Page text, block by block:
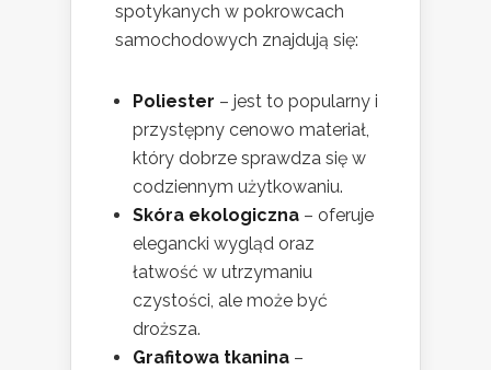
spotykanych w pokrowcach
samochodowych znajdują się:
Poliester – jest to popularny i
przystępny cenowo materiał,
który dobrze sprawdza się w
codziennym użytkowaniu.
Skóra ekologiczna – oferuje
elegancki wygląd oraz
łatwość w utrzymaniu
czystości, ale może być
droższa.
Grafitowa tkanina –